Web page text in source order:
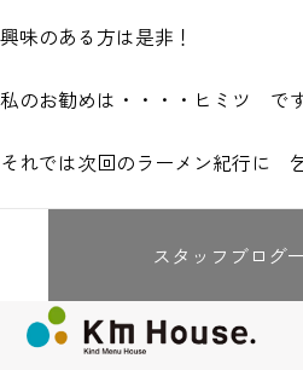
興味のある方は是非！
私のお勧めは・・・・ヒミツ で
それでは次回のラーメン紀行に
スタッフブログ